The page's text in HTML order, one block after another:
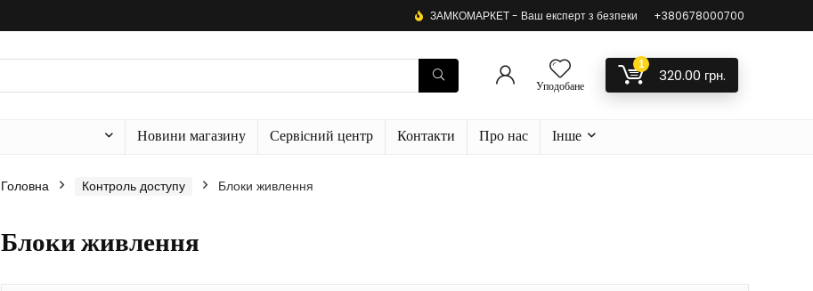
ЗАМКОМАРКЕТ - Ваш експерт з безпеки +380678000700
Уподобане
1
320.00 грн.
Новини магазину Сервісний центр Контакти Про нас Інше
Головна Контроль доступу Блоки живлення
Блоки живлення